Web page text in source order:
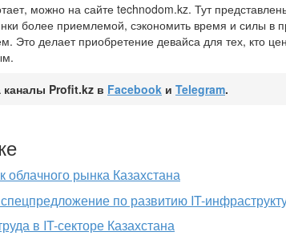
можно на сайте technodom.kz. Тут
более приемлемой, сэкономить время и силы в
Это делает приобретение девайса для тех, кто
Profit.kz в Facebook и Telegram.
облачного рынка Казахстана
по развитию IT-
в IT-секторе Казахстана